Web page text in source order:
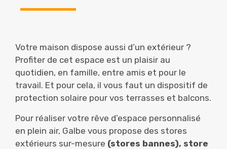
Votre maison dispose aussi d’un extérieur ?
Profiter de cet espace est un plaisir au
quotidien, en famille, entre amis et pour le
travail. Et pour cela, il vous faut un dispositif de
protection solaire pour vos terrasses et balcons.
Pour réaliser votre rêve d’espace personnalisé
en plein air, Galbe vous propose des stores
extérieurs sur-mesure (stores bannes), store